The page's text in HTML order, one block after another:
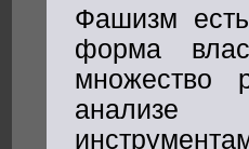
Фашизм
форма
множество
анализе